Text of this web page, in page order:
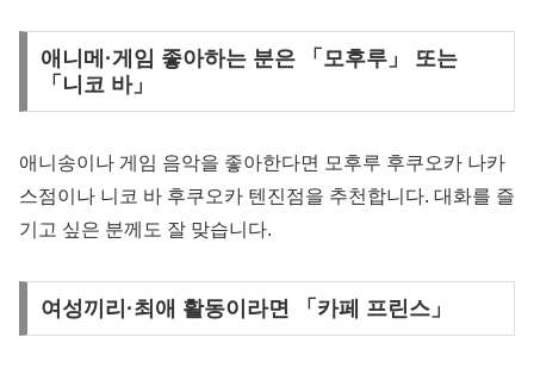
애니메·게임 좋아하는 분은 「모후루」 또는
「니코 바」
애니송이나 게임 음악을 좋아한다면 모후루 후쿠오카 나카
스점이나 니코 바 후쿠오카 텐진점을 추천합니다. 대화를 즐
기고 싶은 분께도 잘 맞습니다.
여성끼리·최애 활동이라면 「카페 프린스」